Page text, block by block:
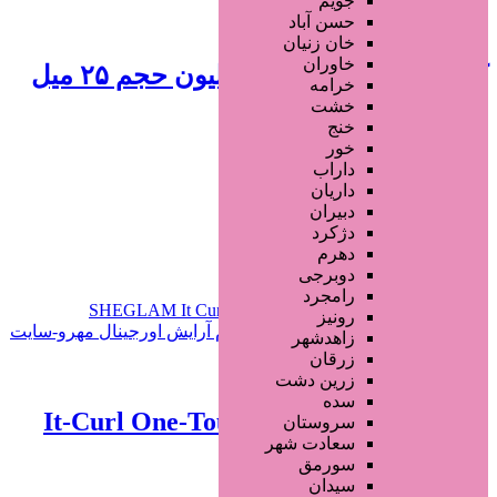
حسن آباد
خان زنیان
خاوران
خرامه
خشت
خنج
خور
داراب
داریان
دبیران
دژکرد
دهرم
دوبرجی
رامجرد
رونیز
زاهدشهر
زرقان
زرین دشت
سده
سروستان
سعادت شهر
سورمق
سیدان
کرم دئودورانت 7 روزه کلیون حجم ۲۵ میل
محصولات آرایشی
افزودن به علاقه‌مندی 476 بازدید
مشهد
دستگاه فر مو شیگلم It-Curl One-Touch